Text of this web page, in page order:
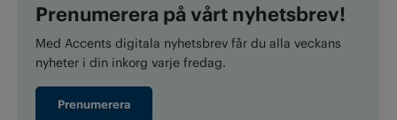
Prenumerera på vårt nyhetsbrev!
Med Accents digitala nyhetsbrev får du alla veckans
nyheter i din inkorg varje fredag.
Prenumerera